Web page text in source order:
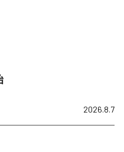
2026.8.7